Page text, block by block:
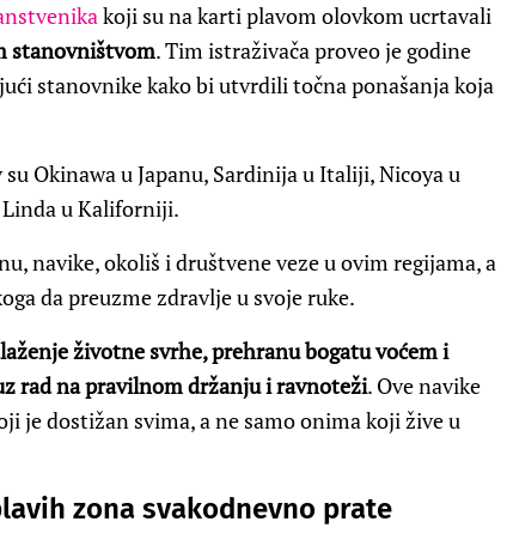
koji su na karti plavom olovkom ucrtavali
stanovništvom. Tim istraživača proveo je godine
stanovnike kako bi utvrdili točna ponašanja koja
Okinawa u Japanu, Sardinija u Italiji, Nicoya u
u Kaliforniji.
navike, okoliš i društvene veze u ovim regijama, a
da preuzme zdravlje u svoje ruke.
životne svrhe, prehranu bogatu voćem i
rad na pravilnom držanju i ravnoteži. Ove navike
je dostižan svima, a ne samo onima koji žive u
zona svakodnevno prate